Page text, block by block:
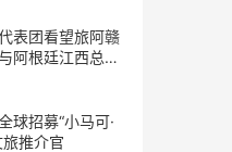
表团看望旅阿赣
阿根廷江西总商
球招募“小马可·
旅推介官